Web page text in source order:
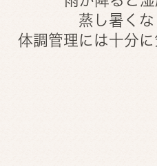
蒸し暑く
体調管理には十分に